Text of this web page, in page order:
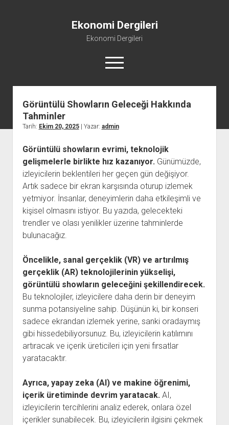
Ekonomi Dergileri
Ekonomi Dergileri
menüyü
aç
Görüntülü Showların Geleceği Hakkında
Tahminler
Tarih: Ekim 20, 2025| Yazar: admin
Görüntülü showların evrimi, teknolojik
gelişmelerle birlikte hız kazanıyor.Günümüzde,
izleyicilerin beklentileri her geçen gün değişiyor.
Artık sadece bir ekran karşısında oturup izlemek
yetmiyor. İnsanlar, deneyimlerin daha etkileşimli ve
kişisel olmasını istiyor. Bu yazıda, gelecekteki
trendler ve olası yenilikler üzerine tahminlerde
bulunacağız.
Öncelikle, sanal gerçeklik (VR) ve artırılmış
gerçeklik (AR) teknolojilerinin yükselişi,
görüntülü showların geleceğini şekillendirecek.
Bu teknolojiler, izleyicilere daha derin bir deneyim
sunma potansiyeline sahip. Düşünün ki, bir konseri
sadece ekrandan izlemek yerine, sanki oradaymış
gibi hissedebiliyorsunuz. Bu, izleyicilerin katılımını
artıracak ve içerik üreticileri için yeni fırsatlar
yaratacaktır.
Ayrıca, yapay zeka (AI) ve makine öğrenimi,
içerik üretiminde devrim yaratacak.AI,
izleyicilerin tercihlerini analiz ederek, onlara özel
içerikler sunabilecek. Bu, izleyicilerin ilgisini çekmek